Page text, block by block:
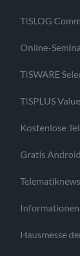
TISLOG
Online-
TISWARE
TISPLUS
Kostenlose
Gratis
Hausmesse